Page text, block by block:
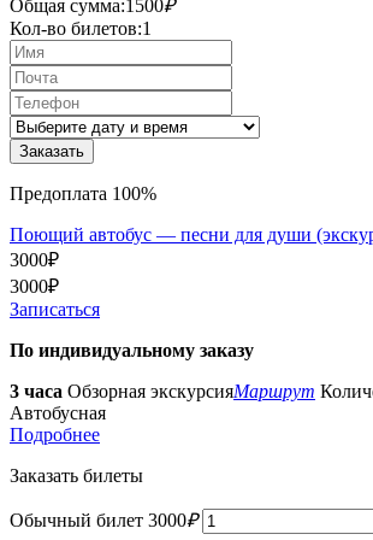
Общая сумма:1500₽
Кол-во билетов:1
Предоплата 100%
Поющий автобус — песни для души
3000₽
3000₽
Записаться
По индивидуальному заказу
3 часа Обзорная экскурсияМаршрут
Автобусная
Подробнее
Заказать билеты
Обычный билет 3000₽